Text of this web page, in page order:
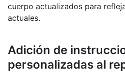
cuerpo actualizados para
actuales.
Adición de
personalizadas al